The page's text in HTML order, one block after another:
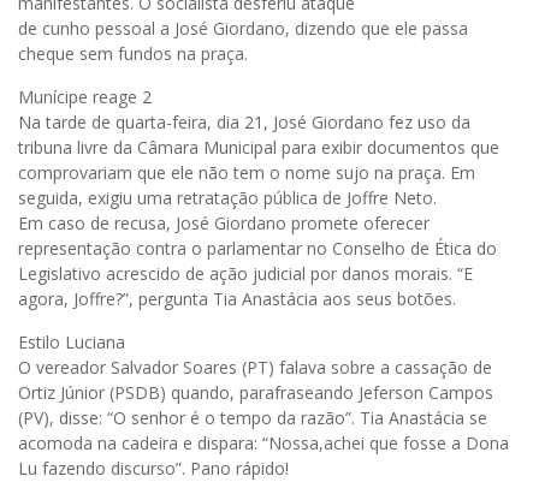
de cunho pessoal a José Giordano, dizendo que ele passa
cheque sem fundos na praça.
Munícipe reage 2
Na tarde de quarta-feira, dia 21, José Giordano fez uso da
tribuna livre da Câmara Municipal para exibir documentos que
comprovariam que ele não tem o nome sujo na praça. Em
seguida, exigiu uma retratação pública de Joffre Neto.
Em caso de recusa, José Giordano promete oferecer
representação contra o parlamentar no Conselho de Ética do
Legislativo acrescido de ação judicial por danos morais. “E
agora, Joffre?”, pergunta Tia Anastácia aos seus botões.
Estilo Luciana
O vereador Salvador Soares (PT) falava sobre a cassação de
Ortiz Júnior (PSDB) quando, parafraseando Jeferson Campos
(PV), disse: “O senhor é o tempo da razão”. Tia Anastácia se
acomoda na cadeira e dispara: “Nossa,achei que fosse a Dona
Lu fazendo discurso”. Pano rápido!